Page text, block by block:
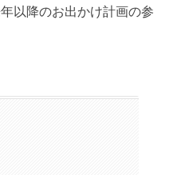
以降のお出かけ計画の参